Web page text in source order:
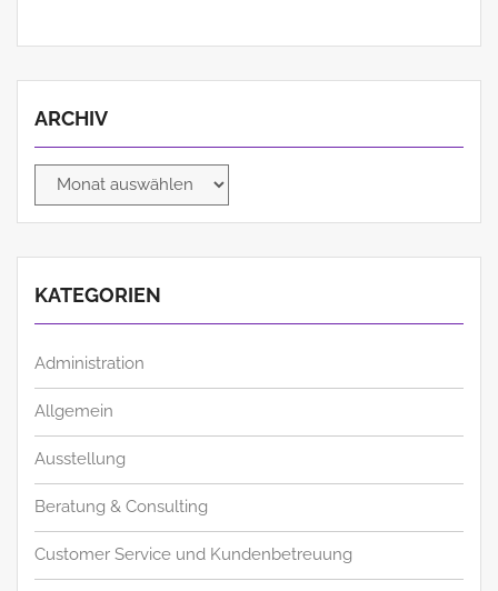
ARCHIV
Archiv
KATEGORIEN
Administration
Allgemein
Ausstellung
Beratung & Consulting
Customer Service und Kundenbetreuung